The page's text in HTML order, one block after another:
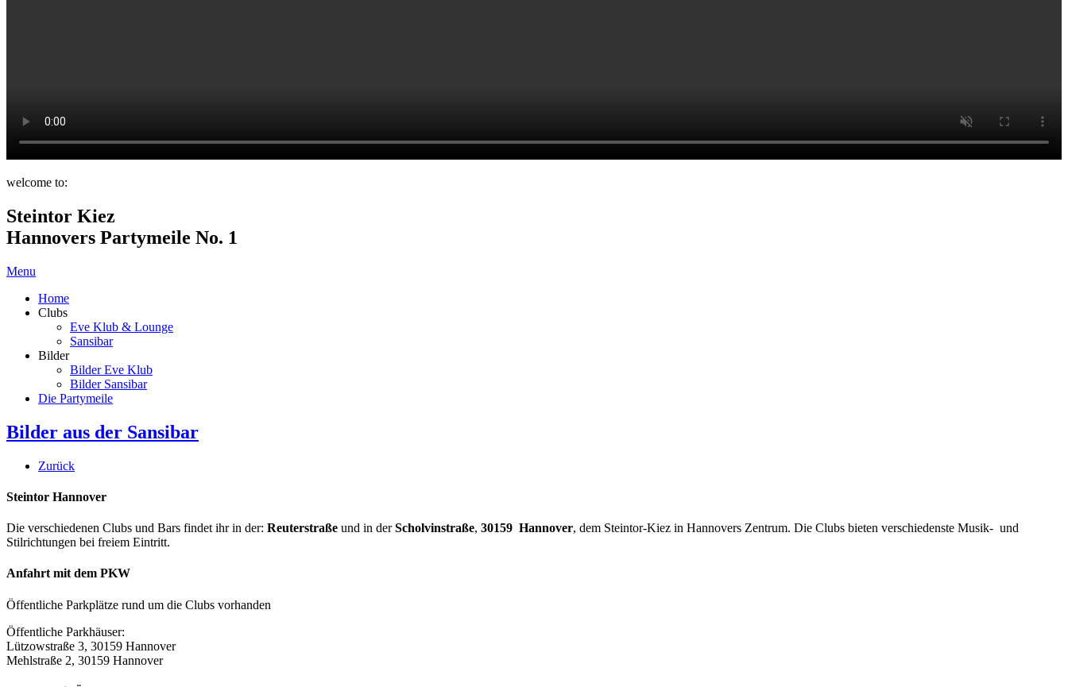
welcome to:
Steintor Kiez
Hannovers Partymeile No. 1
Menu
Home
Clubs
Eve Klub & Lounge
Sansibar
Bilder
Bilder Eve Klub
Bilder Sansibar
Die Partymeile
Bilder aus der Sansibar
Zurück
Steintor Hannover
Die verschiedenen Clubs und Bars findet ihr in der: Reuterstraße und in derScholvinstraße, 30159 Hannover, dem Steintor-Kiez in Hannovers Zentrum. Die Clubs bieten verschiedenste Musik- und
Stilrichtungen bei freiem Eintritt.
Anfahrt mit dem PKW
Öffentliche Parkplätze rund um die Clubs vorhanden
Öffentliche Parkhäuser:
Lützowstraße 3, 30159 Hannover
Mehlstraße 2, 30159 Hannover